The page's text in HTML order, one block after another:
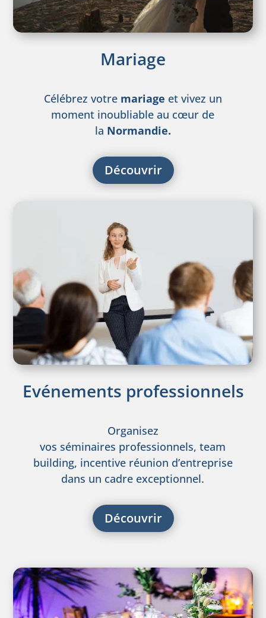
Mariage
Célébrez votre mariage et vivez un
moment inoubliable au cœur de
la Normandie.
Découvrir
Evénements professionnels
Organisez
vos séminaires professionnels, team
building, incentive réunion d’entreprise
dans un cadre exceptionnel.
Découvrir